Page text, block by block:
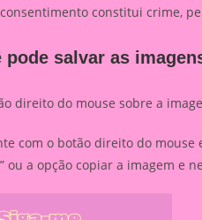
constitui crime,
pode salvar as
direito do mouse sobre a
com o botão direito do mouse
ou a opção copiar a imagem e